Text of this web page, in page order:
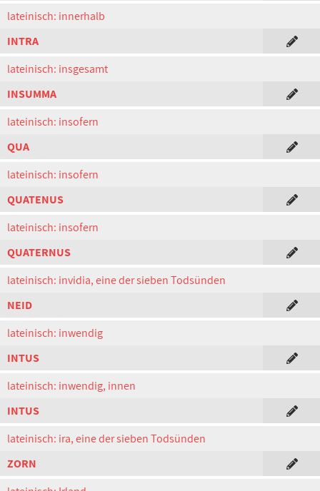
lateinisch: innerhalb
INTRA
lateinisch: insgesamt
INSUMMA
lateinisch: insofern
QUA
lateinisch: insofern
QUATENUS
lateinisch: insofern
QUATERNUS
lateinisch: invidia, eine der sieben Todsünden
NEID
lateinisch: inwendig
INTUS
lateinisch: inwendig, innen
INTUS
lateinisch: ira, eine der sieben Todsünden
ZORN